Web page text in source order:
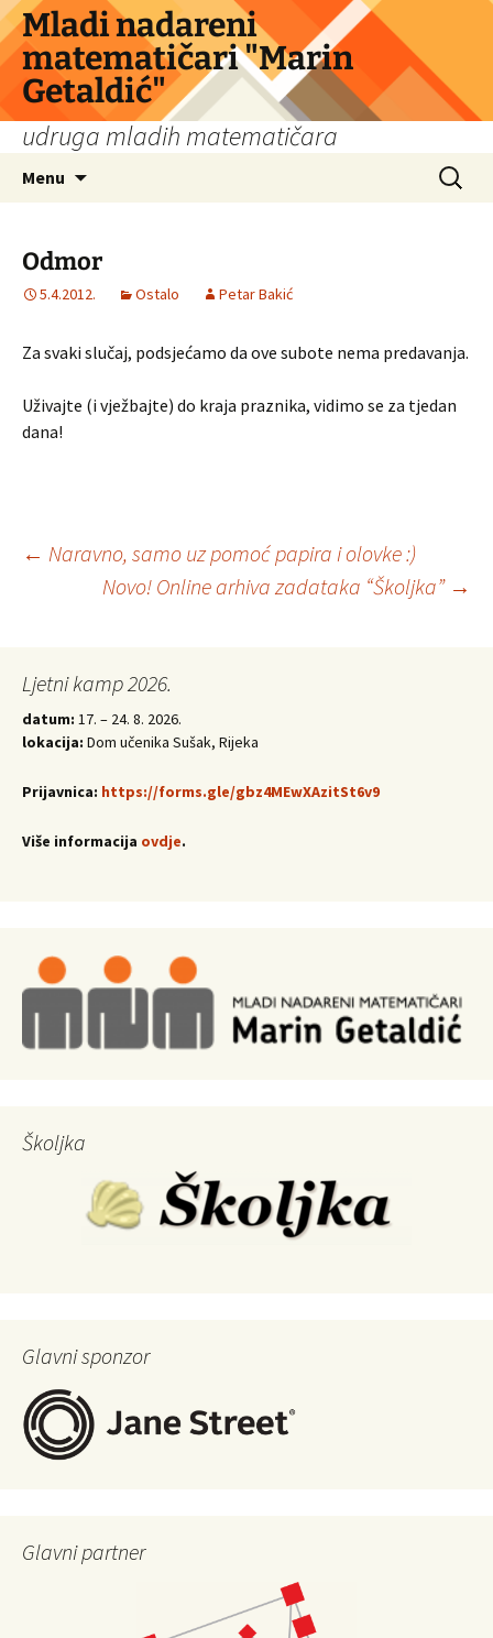
Skip
to
content
Mladi nadareni
matematičari "Marin
Getaldić"
udruga mladih matematičara
Menu
Search
for:
Odmor
5.4.2012. Ostalo Petar Bakić
Za svaki slučaj, podsjećamo da ove subote nema predavanja.
Uživajte (i vježbajte) do kraja praznika, vidimo se za tjedan
dana!
Post
← Naravno, samo uz pomoć papira i olovke :)
Novo! Online arhiva zadataka “Školjka” →
Ljetni kamp 2026.
datum: 17. – 24. 8. 2026.
lokacija: Dom učenika Sušak, Rijeka
Prijavnica: https://forms.gle/gbz4MEwXAzitSt6v9
Više informacija ovdje.
Školjka
Glavni sponzor
Glavni partner